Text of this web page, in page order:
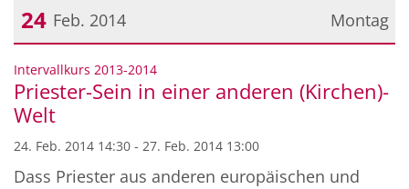
Montag
24 Feb. 2014
Datum: 24. Februar 2014
Intervallkurs 2013-2014:
Priester-Sein in einer anderen (Kirchen)-
Welt
24. Feb. 2014 14:30 - 27. Feb. 2014 13:00
Dass Priester aus anderen europäischen und